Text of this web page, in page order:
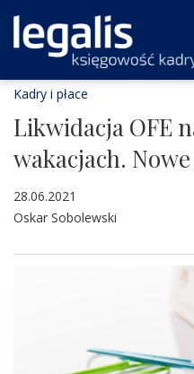
Kadry i płace
Likwidacja OFE
wakacjach.
28.06.2021
Oskar Sobolewski